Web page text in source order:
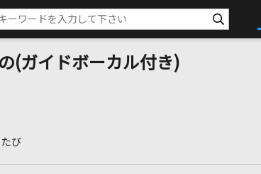
(ガイドボーカル付き)
び